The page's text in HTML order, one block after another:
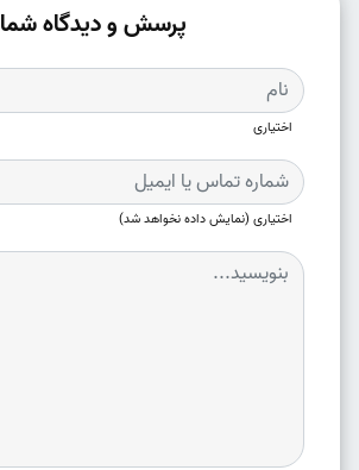
پرسش و دیدگاه شما
اختیاری
اختیاری (نمایش داده نخواهد شد)